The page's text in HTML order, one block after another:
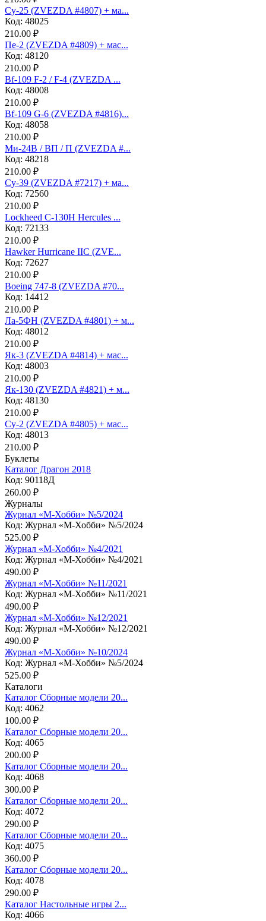
Су-25 (ZVEZDA #4807) + ма...
Код: 48025
210.00 ₽
Пе-2 (ZVEZDA #4809) + мас...
Код: 48120
210.00 ₽
Bf-109 F-2 / F-4 (ZVEZDA ...
Код: 48008
210.00 ₽
Bf-109 G-6 (ZVEZDA #4816)...
Код: 48058
210.00 ₽
Ми-24В / ВП / П (ZVEZDA #...
Код: 48218
210.00 ₽
Су-39 (ZVEZDA #7217) + ма...
Код: 72560
210.00 ₽
Lockheed C-130H Hercules ...
Код: 72133
210.00 ₽
Hawker Hurricane IIC (ZVE...
Код: 72627
210.00 ₽
Boeing 747-8 (ZVEZDA #70...
Код: 14412
210.00 ₽
Ла-5ФН (ZVEZDA #4801) + м...
Код: 48012
210.00 ₽
Як-3 (ZVEZDA #4814) + мас...
Код: 48003
210.00 ₽
Як-130 (ZVEZDA #4821) + м...
Код: 48130
210.00 ₽
Су-2 (ZVEZDA #4805) + мас...
Код: 48013
210.00 ₽
Буклеты
Каталог Драгон 2018
Код: 90118Д
260.00 ₽
Журналы
Журнал «М-Хобби» №5/2024
Код: Журнал «М-Хобби» №5/2024
525.00 ₽
Журнал «М-Хобби» №4/2021
Код: Журнал «М-Хобби» №4/2021
490.00 ₽
Журнал «М-Хобби» №11/2021
Код: Журнал «М-Хобби» №11/2021
490.00 ₽
Журнал «М-Хобби» №12/2021
Код: Журнал «М-Хобби» №12/2021
490.00 ₽
Журнал «М-Хобби» №10/2024
Код: Журнал «М-Хобби» №5/2024
525.00 ₽
Каталоги
Каталог Сборные модели 20...
Код: 4062
100.00 ₽
Каталог Сборные модели 20...
Код: 4065
200.00 ₽
Каталог Сборные модели 20...
Код: 4068
300.00 ₽
Каталог Сборные модели 20...
Код: 4072
290.00 ₽
Каталог Сборные модели 20...
Код: 4075
360.00 ₽
Каталог Сборные модели 20...
Код: 4078
290.00 ₽
Каталог Настольные игры 2...
Код: 4066